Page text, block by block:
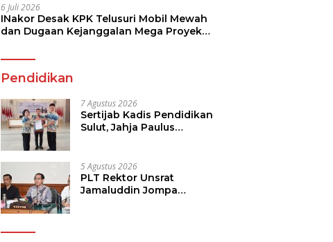
6 Juli 2026
INakor Desak KPK Telusuri Mobil Mewah
dan Dugaan Kejanggalan Mega Proyek
Pendidikan
7 Agustus 2026
Sertijab Kadis Pendidikan
Sulut, Jahja Paulus
Pendidikan
5 Agustus 2026
PLT Rektor Unsrat
Jamaluddin Jompa